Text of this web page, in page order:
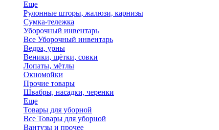
Еще
Рулонные шторы, жалюзи, карнизы
Сумка-тележка
Уборочный инвентарь
Все Уборочный инвентарь
Ведра, урны
Веники, щётки, совки
Лопаты, мётлы
Окномойки
Прочие товары
Швабры, насадки, черенки
Еще
Товары для уборной
Все Товары для уборной
Вантузы и прочее